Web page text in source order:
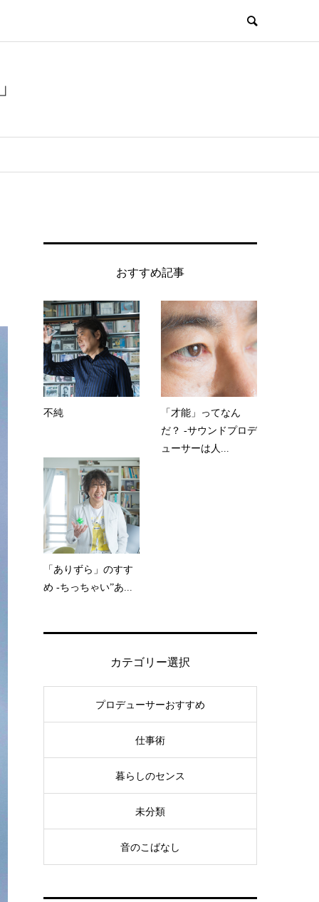
おすすめ記事
不純
「才能」ってなん
だ？ -サウンドプロデ
ューサーは人...
「ありずら」のすす
め -ちっちゃい”あ...
カテゴリー選択
プロデューサーおすすめ
仕事術
暮らしのセンス
未分類
音のこばなし